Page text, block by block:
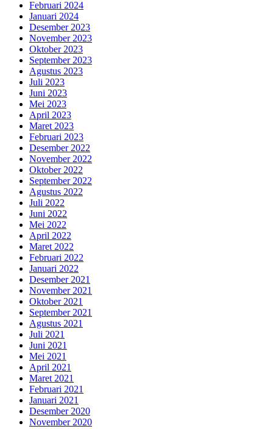
Februari 2024
Januari 2024
Desember 2023
November 2023
Oktober 2023
September 2023
Agustus 2023
Juli 2023
Juni 2023
Mei 2023
April 2023
Maret 2023
Februari 2023
Desember 2022
November 2022
Oktober 2022
September 2022
Agustus 2022
Juli 2022
Juni 2022
Mei 2022
April 2022
Maret 2022
Februari 2022
Januari 2022
Desember 2021
November 2021
Oktober 2021
September 2021
Agustus 2021
Juli 2021
Juni 2021
Mei 2021
April 2021
Maret 2021
Februari 2021
Januari 2021
Desember 2020
November 2020